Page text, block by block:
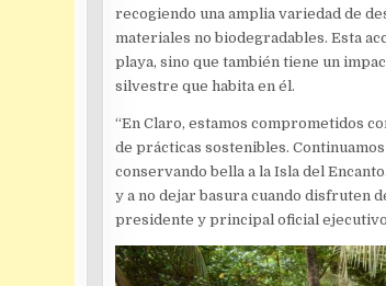
recogiendo una amplia variedad de
materiales no biodegradables. Esta
playa, sino que también tiene un
silvestre que habita en él.
“En Claro, estamos comprometidos
de prácticas sostenibles.
conservando bella a la Isla del
y a no dejar basura cuando disfruten
presidente y principal oficial